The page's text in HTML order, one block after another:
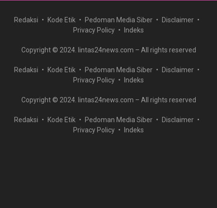
Redaksi Kode Etik Pedoman Media Siber
Disclaimer
Privacy Policy
Indeks
Copyright © 2024. lintas24news.com – All rights reserved
Redaksi Kode Etik Pedoman Media Siber
Disclaimer
Privacy Policy
Indeks
Copyright © 2024. lintas24news.com – All rights reserved
Redaksi Kode Etik Pedoman Media Siber
Disclaimer
Privacy Policy
Indeks